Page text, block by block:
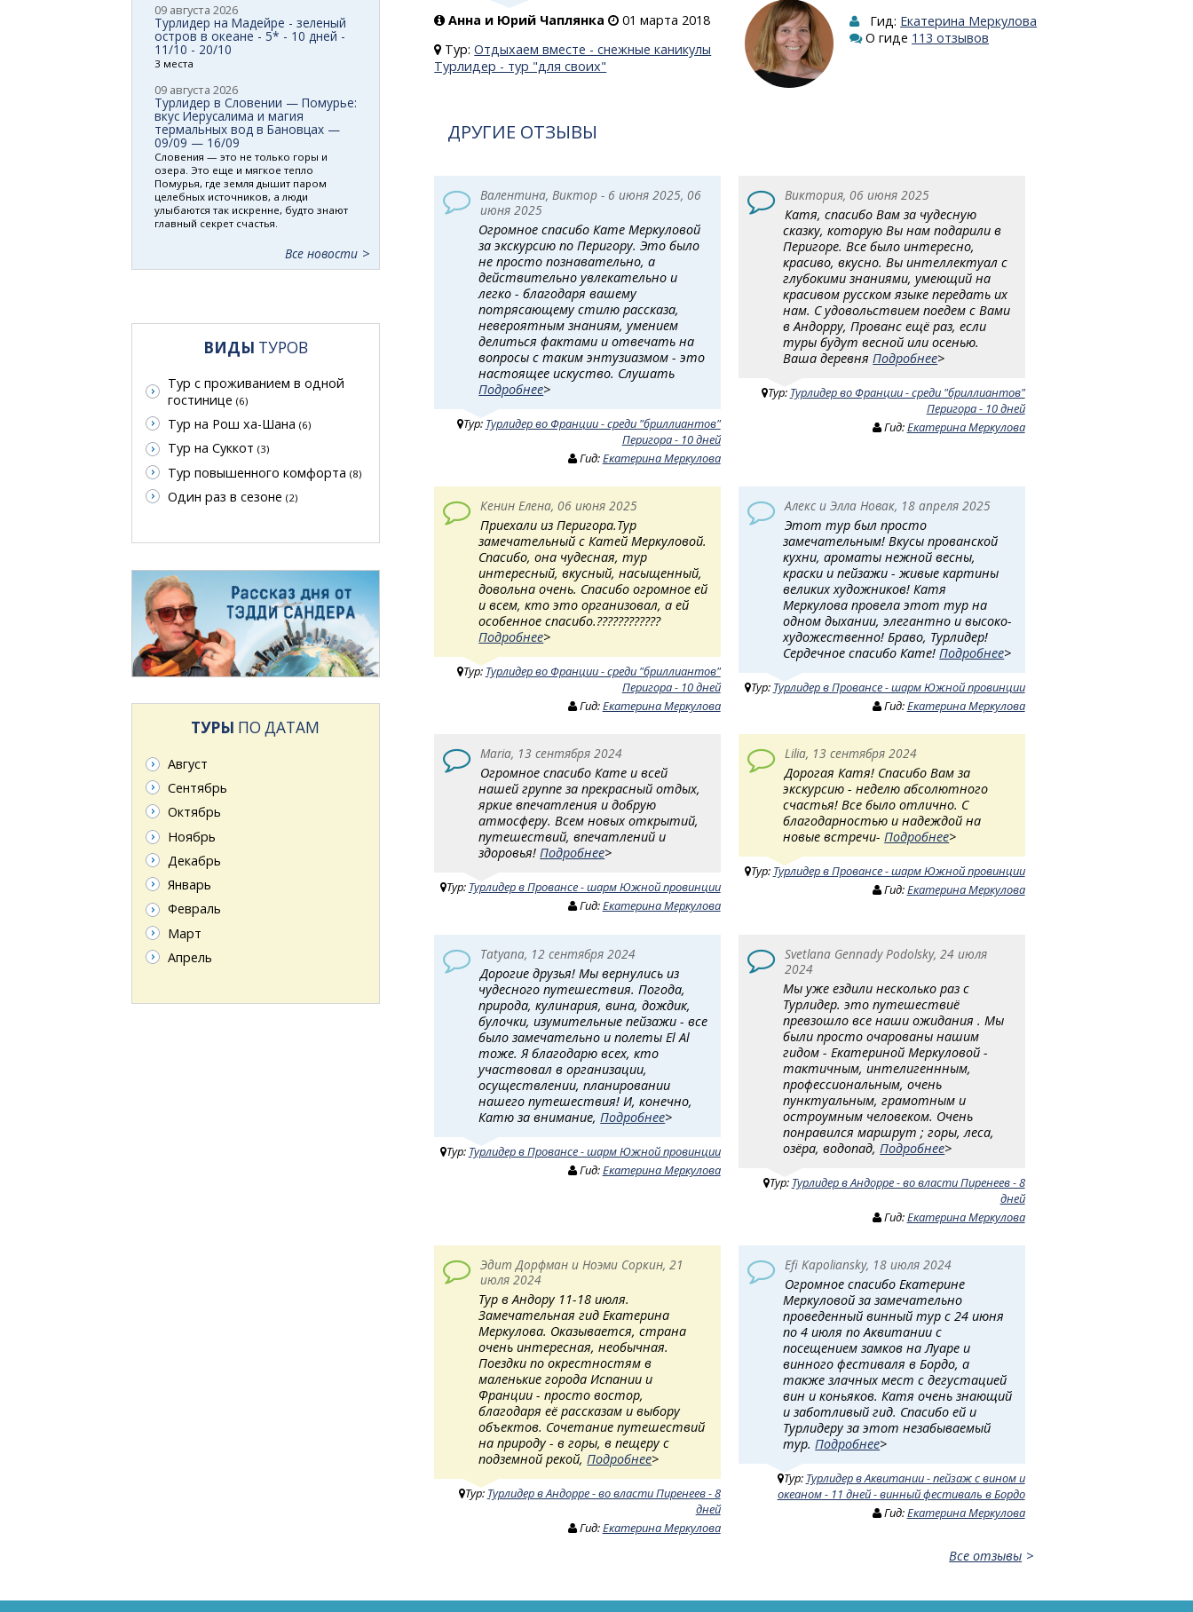
Анна и Юрий Чаплянка
01 марта 2018
Тур:Отдыхаем вместе - снежные каникулы
Турлидер - тур "для своих"
Гид: Екатерина Меркулова
О гиде 113 отзывов
ДРУГИЕ ОТЗЫВЫ
Валентина, Виктор - 6 июня 2025, 06
июня 2025
Огромное спасибо Кате Меркуловой
за экскурсию по Перигору. Это было
не просто познавательно, а
действительно увлекательно и
легко - благодаря вашему
потрясающему стилю рассказа,
невероятным знаниям, умением
делиться фактами и отвечать на
вопросы с таким энтузиазмом - это
настоящее искуство. Слушать
Подробнее>
Тур: Турлидер во Франции - среди "бриллиантов"
Перигора - 10 дней
Гид:Екатерина Меркулова
Виктория, 06 июня 2025
Катя, спасибо Вам за чудесную
сказку, которую Вы нам подарили в
Перигоре. Все было интересно,
красиво, вкусно. Вы интеллектуал с
глубокими знаниями, умеющий на
красивом русском языке передать их
нам. С удовольствием поедем с Вами
в Андорру, Прованс ещё раз, если
туры будут весной или осенью.
Ваша деревня Подробнее>
Тур: Турлидер во Франции - среди "бриллиантов"
Перигора - 10 дней
Гид:Екатерина Меркулова
Кенин Елена, 06 июня 2025
Приехали из Перигора.Тур
замечательный с Катей Меркуловой.
Спасибо, она чудесная, тур
интересный, вкусный, насыщенный,
довольна очень. Спасибо огромное ей
и всем, кто это организовал, а ей
особенное спасибо.????????????
Подробнее>
Тур: Турлидер во Франции - среди "бриллиантов"
Перигора - 10 дней
Гид:Екатерина Меркулова
Алекс и Элла Новак, 18 апреля 2025
Этот тур был просто
замечательным! Вкусы прованской
кухни, ароматы нежной весны,
краски и пейзажи - живые картины
великих художников! Катя
Меркулова провела этот тур на
одном дыхании, элегантно и высоко-
художественно! Браво, Турлидер!
Сердечное спасибо Кате!Подробнее>
Тур: Турлидер в Провансе - шарм Южной провинции
Гид:Екатерина Меркулова
Maria, 13 сентября 2024
Огромное спасибо Кате и всей
нашей группе за прекрасный отдых,
яркие впечатления и добрую
атмосферу. Всем новых открытий,
путешествий, впечатлений и
здоровья!Подробнее>
Тур: Турлидер в Провансе - шарм Южной провинции
Гид:Екатерина Меркулова
Lilia, 13 сентября 2024
Дорогая Катя! Спасибо Вам за
экскурсию - неделю абсолютного
счастья! Все было отлично. С
благодарностью и надеждой на
новые встречи-Подробнее>
Тур: Турлидер в Провансе - шарм Южной провинции
Гид:Екатерина Меркулова
Tatyana, 12 сентября 2024
Дорогие друзья! Мы вернулись из
чудесного путешествия. Погода,
природа, кулинария, вина, дождик,
булочки, изумительные пейзажи - все
было замечательно и полеты El Al
тоже. Я благодарю всех, кто
участвовал в организации,
осуществлении, планировании
нашего путешествия! И, конечно,
Катю за внимание, Подробнее>
Тур: Турлидер в Провансе - шарм Южной провинции
Гид:Екатерина Меркулова
Svetlana Gennady Podolsky, 24 июля
2024
Мы уже ездили несколько раз с
Турлидер. это путешествиё
превзошло все наши ожидания . Мы
были просто очарованы нашим
гидом - Екатериной Меркуловой -
тактичным, интелигеннным,
профессиональным, очень
пунктуальным, грамотным и
остроумным человеком. Очень
понравился маршрут ; горы, леса,
озёра, водопад, Подробнее>
Тур: Турлидер в Андорре - во власти Пиренеев - 8
дней
Гид:Екатерина Меркулова
Эдит Дорфман и Ноэми Соркин, 21
июля 2024
Тур в Андору 11-18 июля.
Замечательная гид Екатерина
Меркулова. Оказывается, страна
очень интересная, необычная.
Поездки по окрестностям в
маленькие города Испании и
Франции - просто востор,
благодаря её рассказам и выбору
объектов. Сочетание путешествий
на природу - в горы, в пещеру с
подземной рекой,Подробнее>
Тур: Турлидер в Андорре - во власти Пиренеев - 8
дней
Гид:Екатерина Меркулова
Efi Kapoliansky, 18 июля 2024
Огромное спасибо Екатерине
Меркуловой за замечательно
проведенный винный тур с 24 июня
по 4 июля по Аквитании с
посещением замков на Луаре и
винного фестиваля в Бордо, а
также злачных мест с дегустацией
вин и коньяков. Катя очень знающий
и заботливый гид. Спасибо ей и
Турлидеру за этот незабываемый
тур.Подробнее>
Тур: Турлидер в Аквитании - пейзаж с вином и
океаном - 11 дней - винный фестиваль в Бордо
Гид:Екатерина Меркулова
Все отзывы
09 августа 2026
Турлидер на Мадейре - зеленый
остров в океане - 5* - 10 дней -
11/10 - 20/10
3 места
09 августа 2026
Турлидер в Словении — Помурье:
вкус Иерусалима и магия
термальных вод в Бановцах —
09/09 — 16/09
Словения — это не только горы и
озера. Это еще и мягкое тепло
Помурья, где земля дышит паром
целебных источников, а люди
улыбаются так искренне, будто знают
главный секрет счастья.
Все новости
ВИДЫ ТУРОВ
Тур с проживанием в одной
гостинице (6)
Тур на Рош ха-Шана (6)
Тур на Суккот (3)
Тур повышенного комфорта (8)
Один раз в сезоне (2)
ТУРЫ ПО ДАТАМ
Август
Сентябрь
Октябрь
Ноябрь
Декабрь
Январь
Февраль
Март
Апрель